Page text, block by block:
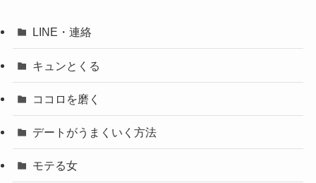
LINE・連絡
キュンとくる
ココロを磨く
デートがうまくいく方法
モテる女